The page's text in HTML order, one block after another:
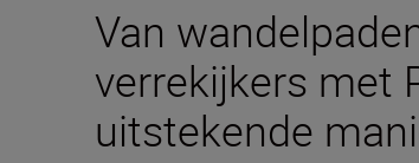
Van
verrekijkers met
uitstekende